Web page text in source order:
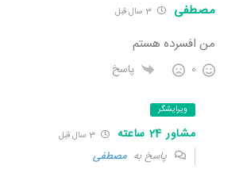
مصطفی 3 سال قبل
من افسرده هستم
0 پاسخ
ویرایشگر
مشاور 24 ساعته 3 سال قبل
پاسخ به مصطفی